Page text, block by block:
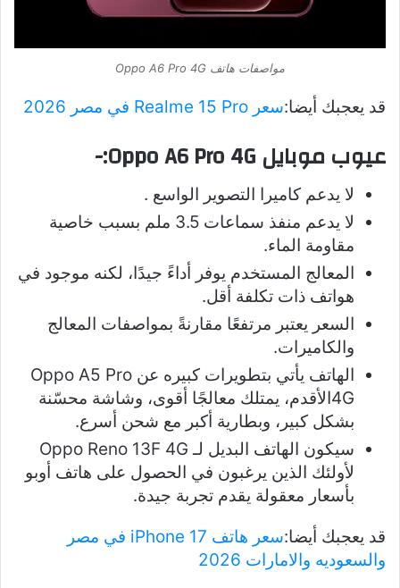
مواصفات هاتف Oppo A6 Pro 4G
قد يعجبك أيضا:سعر Realme 15 Pro في مصر 2026
عيوب موبايل Oppo A6 Pro 4G:-
لا يدعم كاميرا التصوير الواسع .
لا يدعم منفذ سماعات 3.5 ملم بسبب خاصية
مقاومة الماء.
المعالج المستخدم يوفر أداءً جيدًا، لكنه موجود في
هواتف ذات تكلفة أقل.
السعر يعتبر مرتفعًا مقارنةً بمواصفات المعالج
والكاميرات.
الهاتف يأتي بتطويرات كبيره عن Oppo A5 Pro
4Gالأقدم، يمتلك معالجًا أقوى، وشاشة محسّنة
بشكل كبير، وبطارية أكبر مع شحن أسرع.
سيكون الهاتف البديل لـ Oppo Reno 13F 4G
لأولئك الذين يرغبون في الحصول على هاتف أوبو
بأسعار معقولة يقدم تجربة جيدة.
قد يعجبك أيضا:
سعر هاتف iPhone 17 في مصر
والسعوديه والامارات 2026